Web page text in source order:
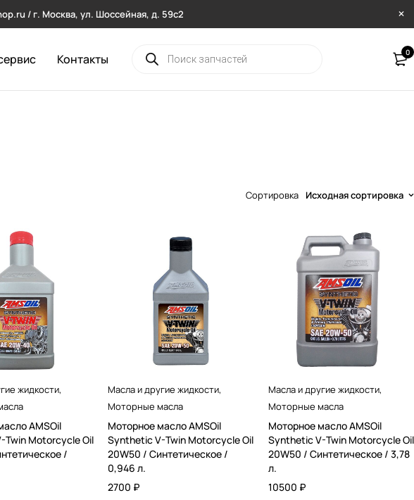
/ г. Москва, ул. Шоссейная, д. 59с2
Контакты 0
Сортировка Исходная сортировка
жидкости,
AMSOil
Twin Motorcycle Oil
/
Масла и другие жидкости,
Моторные масла
Моторное масло AMSOil
Synthetic V-Twin Motorcycle Oil
20W50 / Синтетическое /
0,946 л.
2700 ₽
Масла и другие жидкости,
Моторные масла
Моторное масло AMSOil
Synthetic V-Twin Motorcycle Oil
20W50 / Синтетическое / 3,78
л.
10500 ₽